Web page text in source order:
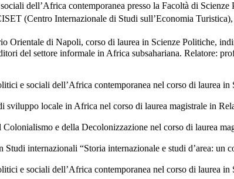
dell’Africa contemporanea presso la Facoltà di
(Centro Internazionale di Studi sull’Economia
Orientale di Napoli, corso di laurea in Scienze Politiche,
del settore informale in Africa subsahariana. Relatore:
e sociali dell’Africa contemporanea nel corso di laurea
locale in Africa nel corso di laurea magistrale in
e della Decolonizzazione nel corso di laurea
internazionali “Storia internazionale e studi d’area:
e sociali dell’Africa contemporanea nel corso di laurea